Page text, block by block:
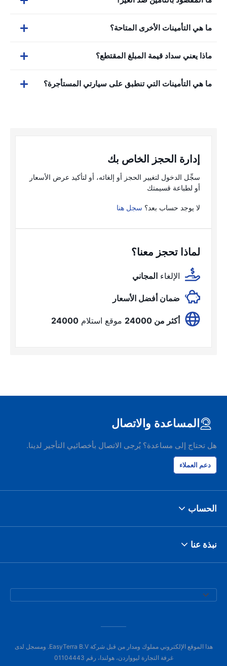
ما هي التأمينات الأخرى المتاحة؟
ماذا يعني سداد قيمة المبلغ المقتطع؟
ما هي التأمينات التي تنطبق على سيارتي المستأجرة؟
إدارة الحجز الخاص بك
سجِّل الدخول لتغيير الحجز أو إلغائه، أو لتأكيد عرض الأسعار
أو لطباعة قسيمتك
لا يوجد حساب بعد؟ سجل هنا
لماذا تحجز معنا؟
الإلغاء المجاني
ضمان أفضل الأسعار
أكثر من 24000 موقع استلام 24000
المساعدة والاتصال
هل تحتاج إلى مساعدة؟ يُرجى الاتصال بأخصائيي التأجير لدينا.
دعم العملاء
الحساب
نبذة عنا
هذا الموقع الإلكتروني مملوك ومدار من قبل شركة EasyTerra B.V. ومسجل لدى
غرفة التجارة ليوواردن، هولندا، رقم 01104443